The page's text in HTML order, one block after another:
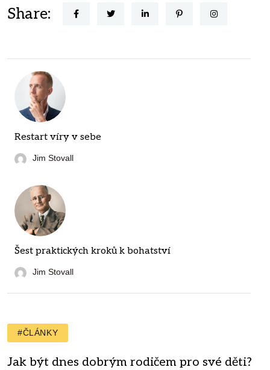
Share:
Restart víry v sebe
Jim Stovall
Šest praktických kroků k bohatství
Jim Stovall
#ČLÁNKY
Jak být dnes dobrým rodičem pro své děti?